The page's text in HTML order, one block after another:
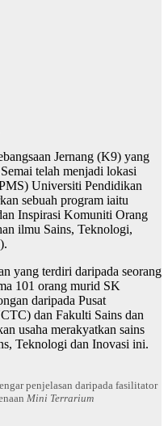
Jernang (K9) yang
telah menjadi lokasi
Universiti Pendidikan
sebuah program iaitu
Inspirasi Komuniti Orang
ilmu Sains, Teknologi,
yang terdiri daripada seorang
101 orang murid SK
daripada Pusat
dan Fakulti Sains dan
usaha merakyatkan sains
Teknologi dan Inovasi ini.
penjelasan daripada fasilitator
Mini Terrarium